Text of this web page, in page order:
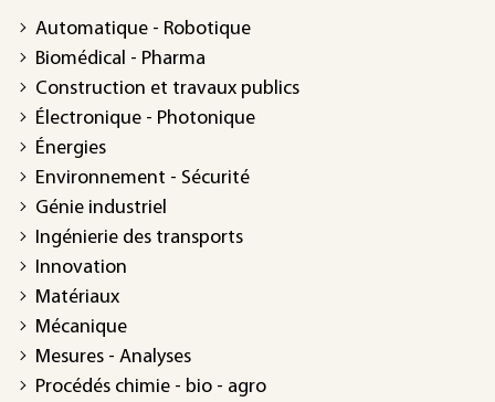
Automatique - Robotique
Biomédical - Pharma
Construction et travaux publics
Électronique - Photonique
Énergies
Environnement - Sécurité
Génie industriel
Ingénierie des transports
Innovation
Matériaux
Mécanique
Mesures - Analyses
Procédés chimie - bio - agro